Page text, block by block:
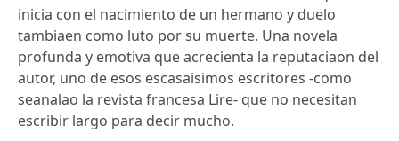
inicia con el nacimiento de un hermano y duelo
tambiaen como luto por su muerte. Una novela
profunda y emotiva que acrecienta la reputaciaon del
autor, uno de esos escasaisimos escritores -como
seanalao la revista francesa Lire- que no necesitan
escribir largo para decir mucho.